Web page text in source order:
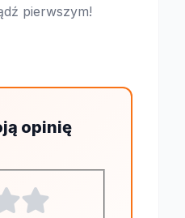
pierwszym!
opinię